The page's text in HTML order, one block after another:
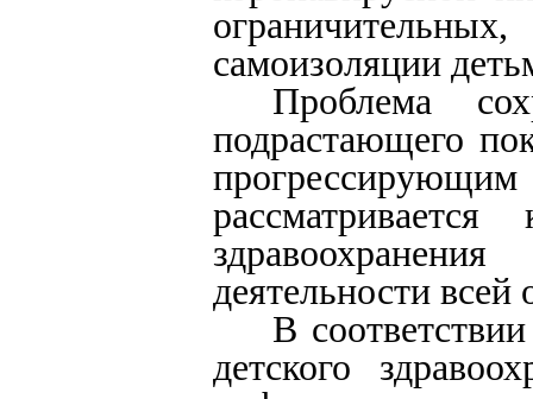
самоизоляции
Проблема
подрастающего
деятельности
В
детского